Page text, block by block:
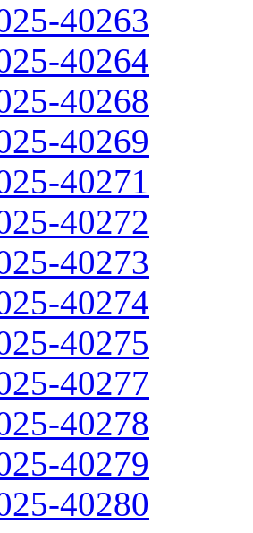
40263
40264
40268
40269
40271
40272
40273
40274
40275
40277
40278
40279
40280